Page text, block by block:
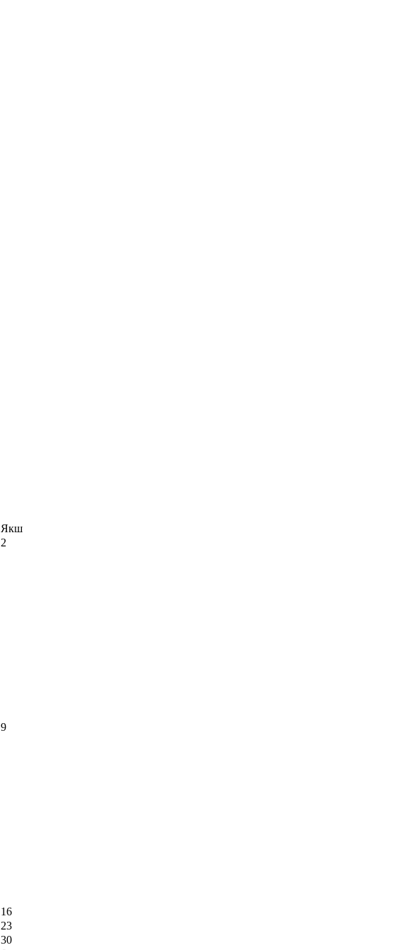
Якш
2
9
16
23
30